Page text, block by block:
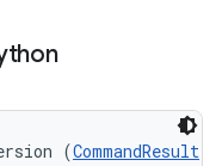
(CommandResult